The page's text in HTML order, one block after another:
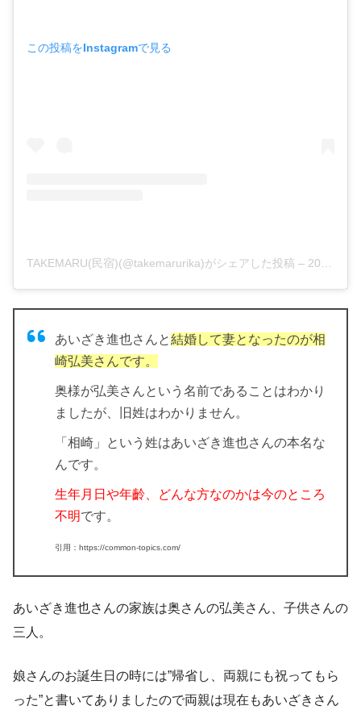
この投稿をInstagramで見る
TAKEMARU(民宿)(@takemarurika)がシェアした投稿 – 2019年 2月月22日午前2時36分PST
あいざき進也さんと結婚して妻となったのが相
崎弘美さんです。
奥様が弘美さんという名前であることはわかり
ましたが、旧姓はわかりません。
「相崎」という姓はあいざき進也さんの本名な
んです。
生年月日や年齡、どんな方なのかは今のところ
不明です。
引用：https://common-topics.com/
あいざき進也さんの家族は奥さんの弘美さん、子供さんの
三人。
娘さんのお誕生日の時には”帰省し、両親にも祝ってもら
った”と書いてありましたので両親は現在もあいざきさん